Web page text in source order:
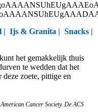
| Ijs & Granita | Snacks |
het gemakkelijk thuis
te wedden dat het
zoete, pittige en
Cancer Society. De ACS